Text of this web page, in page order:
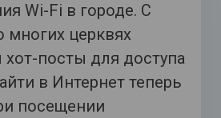
Wi-Fi в городе. С
многих церквях
хот-посты для доступа
в Интернет теперь
посещении